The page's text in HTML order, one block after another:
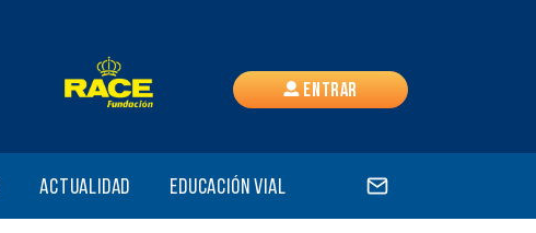
Entrar
Actualidad Educación vial